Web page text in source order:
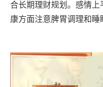
合长期理财规划。感情
康方面注意脾胃调理和睡